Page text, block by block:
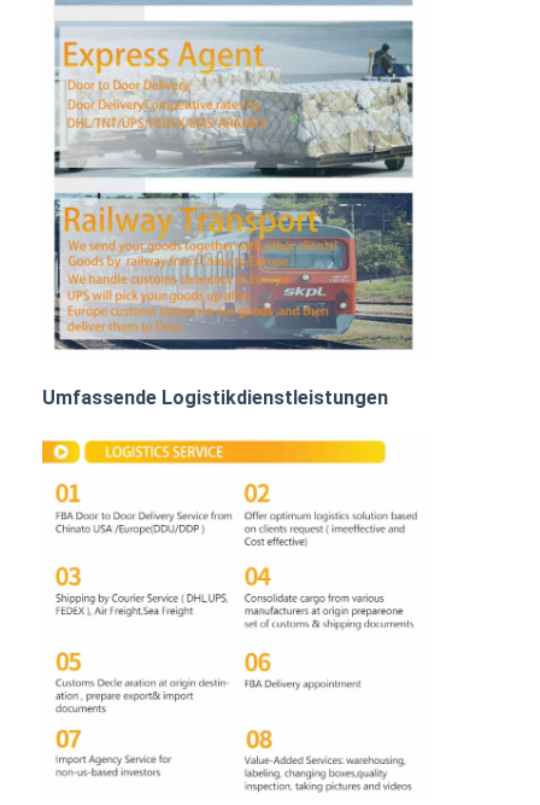
Internationale Fracht Vorwärts
Luftfracht Vorwärts
Seefracht
DDP-Schifffahrt aus China
Eilverschiffen
BAHNFRACHTEN
Mit dem Schiff in den Amazonas
Lagerhaltung
Umfassende Logistikdienstleistungen